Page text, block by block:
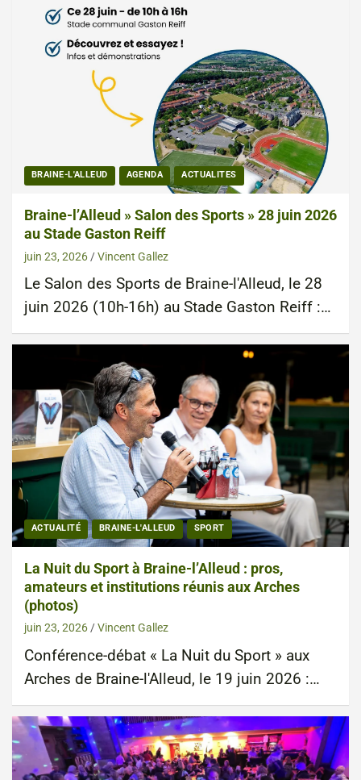
BRAINE-L'ALLEUD AGENDA ACTUALITES
Braine-l’Alleud » Salon des Sports » 28 juin 2026
au Stade Gaston Reiff
juin 23, 2026 Vincent Gallez
Le Salon des Sports de Braine-l'Alleud, le 28
juin 2026 (10h-16h) au Stade Gaston Reiff :…
ACTUALITÉ BRAINE-L'ALLEUD SPORT
La Nuit du Sport à Braine-l’Alleud : pros,
amateurs et institutions réunis aux Arches
(photos)
juin 23, 2026 Vincent Gallez
Conférence-débat « La Nuit du Sport » aux
Arches de Braine-l'Alleud, le 19 juin 2026 :…